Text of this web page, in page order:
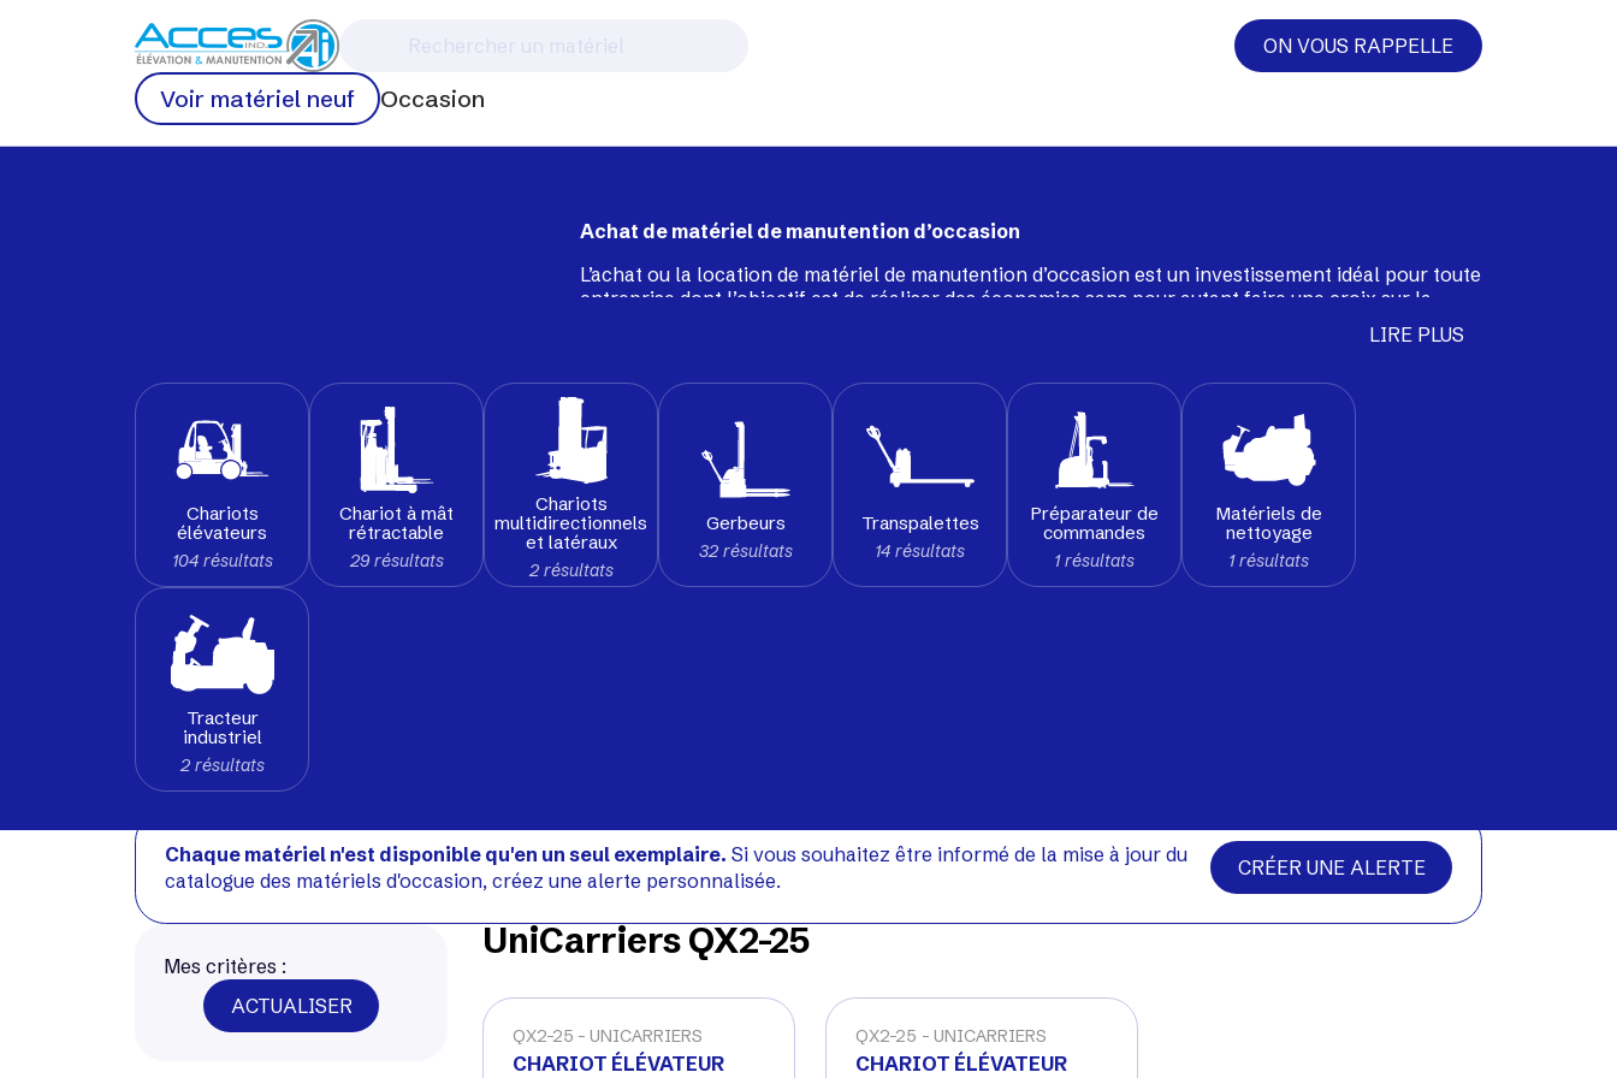
ON VOUS RAPPELLE
Voir matériel neuf Occasion
Achat de matériel de manutention d’occasion
L’achat ou la location de matériel de manutention d’occasion est un investissement idéal pour toute
entreprise dont l’objectif est de réaliser des économies sans pour autant faire une croix sur la
performance. Notre service dédié au matériel d’occasion sélectionne pour vous une large gamme
, chariots à mât rétractable, transpalettes, tracteurs de remorquage
une seconde vie durable et fiable au sein de vos entrepôts et usines.
LIRE PLUS
Chariots
élévateurs
104 résultats
Chariot à mât
rétractable
29 résultats
Chariots
multidirectionnels
et latéraux
2 résultats
Gerbeurs
32 résultats
Transpalettes
14 résultats
Préparateur de
commandes
1 résultats
Matériels de
nettoyage
1 résultats
Tracteur
industriel
2 résultats
Chaque matériel n'est disponible qu'en un seul exemplaire. Si vous souhaitez être informé de la mise à jour du
catalogue des matériels d'occasion, créez une alerte personnalisée.
CRÉER UNE ALERTE
Mes critères :
ACTUALISER
UniCarriers QX2-25
CHARIOT ÉLÉVATEUR
UNICARRIERS
QX2-25
CHARIOT ÉLÉVATEUR
UNICARRIERS
QX2-25